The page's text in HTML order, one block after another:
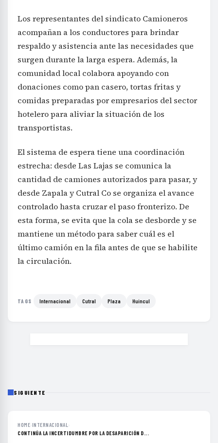
Los representantes del sindicato Camioneros
acompañan a los conductores para brindar
respaldo y asistencia ante las necesidades que
surgen durante la larga espera. Además, la
comunidad local colabora apoyando con
donaciones como pan casero, tortas fritas y
comidas preparadas por empresarios del sector
hotelero para aliviar la situación de los
transportistas.
El sistema de espera tiene una coordinación
estrecha: desde Las Lajas se comunica la
cantidad de camiones autorizados para pasar, y
desde Zapala y Cutral Co se organiza el avance
controlado hasta cruzar el paso fronterizo. De
esta forma, se evita que la cola se desborde y se
mantiene un método para saber cuál es el
último camión en la fila antes de que se habilite
la circulación.
TAGS Internacional Cutral Plaza Huincul
SIGUIENTE
HOME›INTERNACIONAL ›
CONTINÚA LA INCERTIDUMBRE POR LA DESAPARICIÓN D...